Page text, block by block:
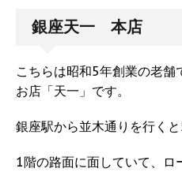
銀座天一 本店
こちらは昭和5年創業の老舗
お店「天一」です。
銀座駅から並木通りを行くと
1階の路面に面していて、ロ